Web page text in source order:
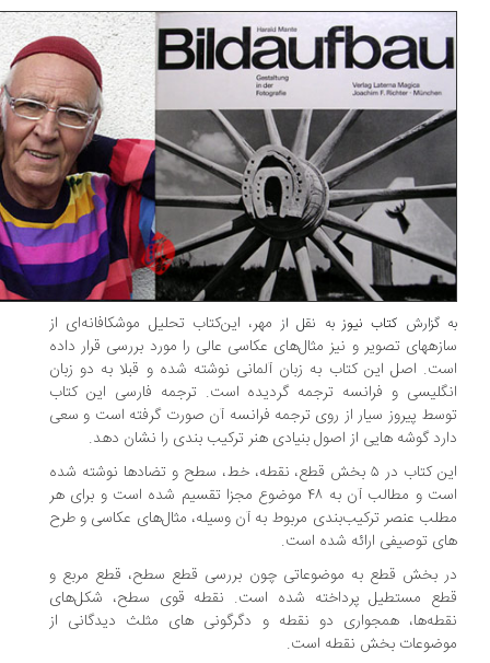
گزارشکتاب نیوز به نقل ازمهر، این‌کتاب تحلیل موشکافانه‌ای از
تصویر و نیز مثال‌های عکاسی عالی را مورد بررسی قرار داده
اصل این کتاب به زبان آلمانی نوشته شده و قبلا به دو زبان
و فرانسه ترجمه گردیده است. ترجمه فارسی این کتاب
پیروز سیار از روی ترجمه فرانسه آن صورت گرفته است و سعی
گوشه هایی از اصول بنیادی هنر ترکیب بندی را نشان دهد.
این کتاب در ۵ بخش قطع، نقطه، خط، سطح و تضادها نوشته شده
است و مطالب آن به ۴۸ موضوع مجزا تقسیم شده است و برای هر
عنصر ترکیب‌بندی مربوط به آن وسیله، مثال‌های عکاسی و طرح
توصیفی ارائه شده است.
بخش قطع به موضوعاتی چون بررسی قطع سطح، قطع مربع و
مستطیل پرداخته شده است. نقطه قوی سطح، شکل‌های
همجواری دو نقطه و دگرگونی های مثلث دیدگانی از
بخش نقطه است.